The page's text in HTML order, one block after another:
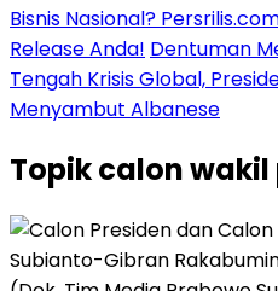
Bisnis Nasional?
Release Anda! Dentuman
Tengah Krisis Global,
Menyambut Albanese
Topikcalon wakil